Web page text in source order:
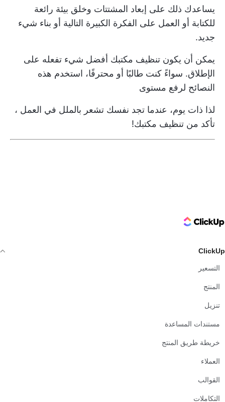
يساعدك ذلك على إبعاد المشتتات وخلق بيئة رائعة
للكتابة أو العمل على الفكرة الكبيرة التالية أو بناء شيء
جديد.
يمكن أن يكون تنظيف مكتبك أفضل شيء تفعله على
الإطلاق. سواءً كنت طالبًا أو محترفًا، استخدم هذه
النصائح لرفع مستوى
لذا ذات يوم، عندما تجد نفسك تشعر بالملل في العمل ،
تأكد من تنظيف مكتبك!
ClickUp Logo
ClickUp
التسعير
المنتج
تنزيل
مستندات المساعدة
خريطة طريق المنتج
العملاء
القوالب
التكاملات